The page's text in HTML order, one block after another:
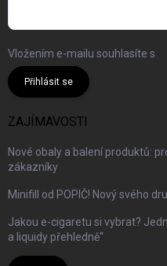
Vložením e-mailu souhlasíte s
Přihlásit se
ZAJÍMAVOSTI
Nové obaly a balení produktů:
zákazníky
Minifill od POPIČ! Nový svého
Jakou e-cigaretu si vybrat?
a liquidy přehledně“